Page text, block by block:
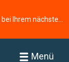
Menü